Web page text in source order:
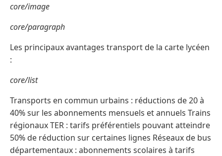
core/image
core/paragraph
Les principaux avantages transport de la carte lycéen
:
core/list
Transports en commun urbains : réductions de 20 à
40% sur les abonnements mensuels et annuels Trains
régionaux TER : tarifs préférentiels pouvant atteindre
50% de réduction sur certaines lignes Réseaux de bus
départementaux : abonnements scolaires à tarifs